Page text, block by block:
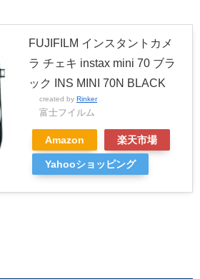
FUJIFILM インスタントカメ
ラ チェキ instax mini 70 ブラ
ック INS MINI 70N BLACK
created by Rinker
富士フイルム
Amazon 楽天市場
Yahooショッピング